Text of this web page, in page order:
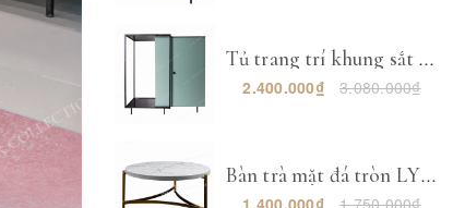
Tủ trang trí khung sắt pha kính LYNH-TT001
2.400.000₫ 3.080.000₫
Bàn trà mặt đá tròn LYNH-BT002
1.400.000₫ 1.750.000₫